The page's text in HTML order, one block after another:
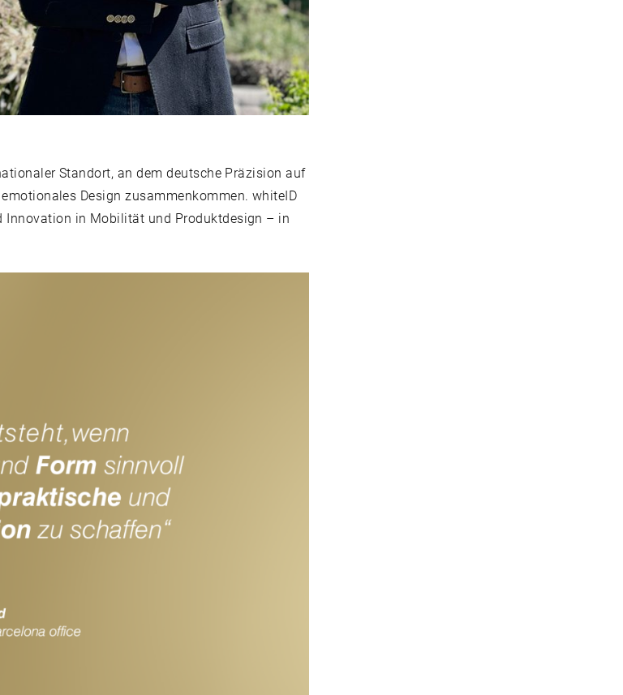
Standort, an dem deutsche Präzision auf
Design zusammenkommen. whiteID
Innovation in Mobilität und Produktdesign – in